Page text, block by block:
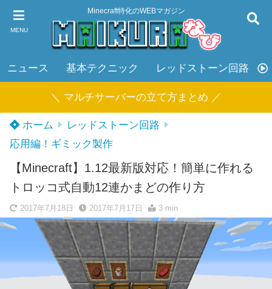
MENU
Minecraft特化のWEBマガジン
ニュース 基本テクニック レッドストーン回路
＼ マルチサーバーの立て方まとめ ／
ホーム
レッドストーン回路
応用編！ギミック製作
【Minecraft】1.12最新版対応！簡単に作れる
トロッコ式自動12連かまどの作り方
2017年7月18日 2017年7月17日 3 min